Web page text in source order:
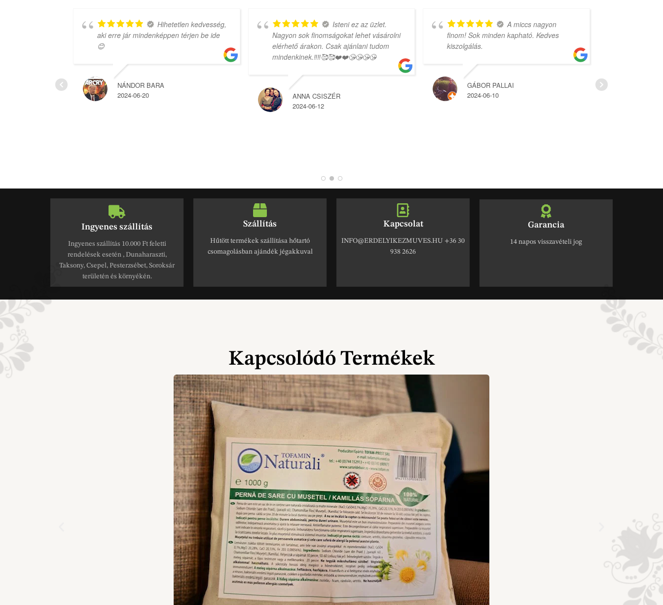
Hihetetlen kedvesség,
aki erre jár mindenképpen térjen be ide
😊
NÁNDOR BARA
2024-06-20
Isteni ez az üzlet.
Nagyon sok finomságokat lehet vásárolni
elérhető árakon. Csak ajánlani tudom
mindenkinek.‼️‼️🥰🥰❤️❤️😘😘😘😘
ANNA CSISZÉR
2024-06-12
A miccs nagyon
finom! Sok minden kapható. Kedves
kiszolgálás.
GÁBOR PALLAI
2024-06-10
Ingyenes szállítás
Ingyenes szállítás 10.000 Ft feletti
rendelések esetén , Dunaharaszti,
Taksony, Csepel, Pesterzsébet, Soroksár
területén és környékén.
Szállítás
Hűtött termékek szállítása hőtartó
csomagolásban ajándék jégakkuval
Kapcsolat
INFO@ERDELYIKEZMUVES.HU +36 30
938 2626
Garancia
14 napos visszavételi jog
Kapcsolódó Termékek